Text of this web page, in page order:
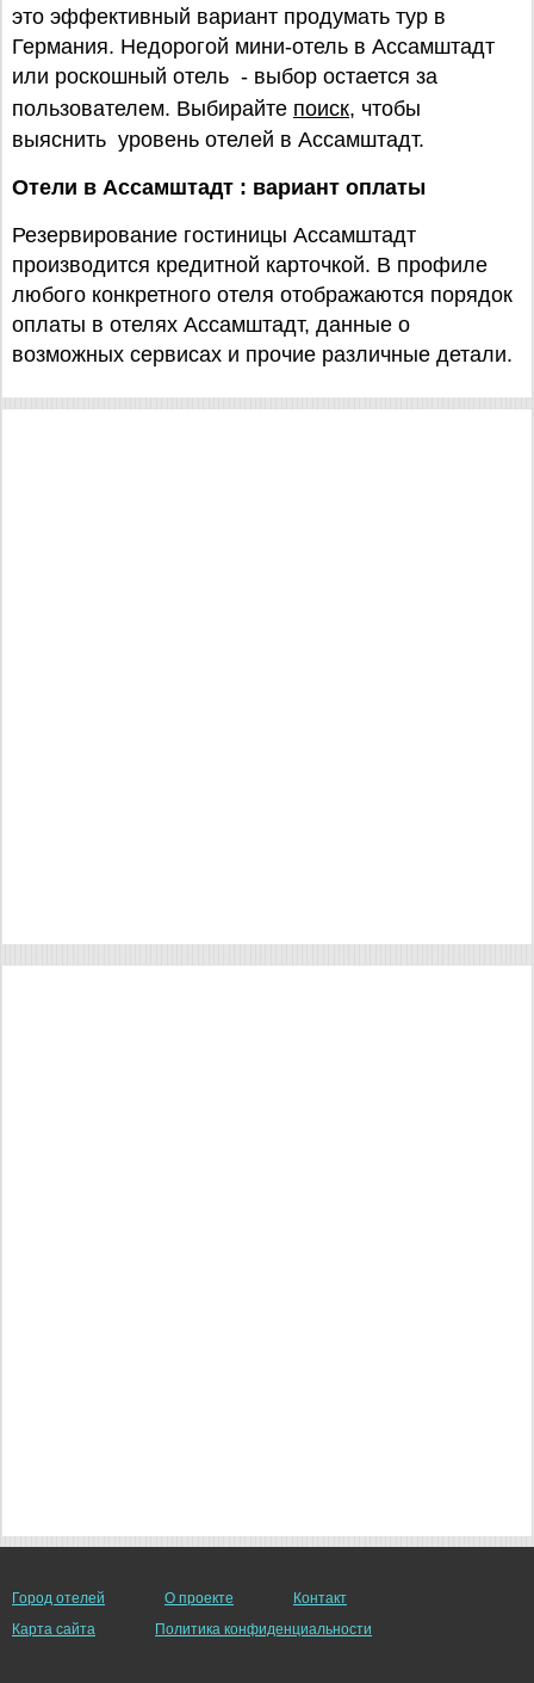
это эффективный вариант продумать тур в
Германия. Недорогой мини-отель в Ассамштадт
или роскошный отель - выбор остается за
пользователем. Выбирайте поиск, чтобы
выяснить уровень отелей в Ассамштадт.
Отели в Ассамштадт : вариант оплаты
Резервирование гостиницы Ассамштадт
производится кредитной карточкой. В профиле
любого конкретного отеля отображаются порядок
оплаты в отелях Ассамштадт, данные о
возможных сервисах и прочие различные детали.
Город отелей О проекте
Контакт
Карта сайта
Политика конфиденциальности